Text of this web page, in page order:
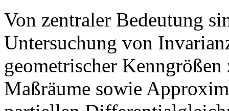
Von zentraler Bedeutung
Untersuchung von
geometrischer
Maßräume sowie